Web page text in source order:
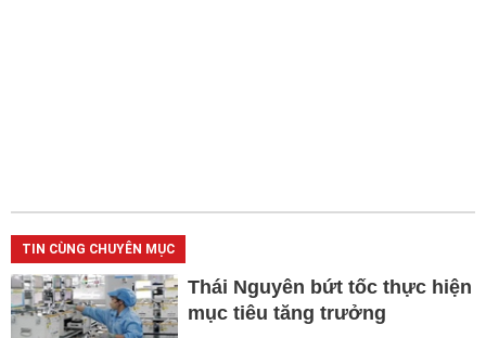
TIN CÙNG CHUYÊN MỤC
Thái Nguyên bứt tốc thực hiện
mục tiêu tăng trưởng